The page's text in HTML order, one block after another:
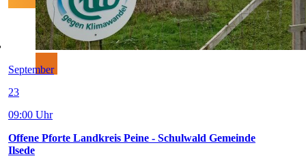
September
23
09:00 Uhr
Offene Pforte Landkreis Peine - Schulwald Gemeinde
Ilsede